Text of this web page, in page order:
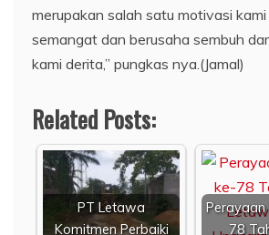
merupakan salah satu motivasi kami
semangat dan berusaha sembuh
kami derita,” pungkas nya.(Jamal)
Related Posts:
PT Letawa
Komitmen Perbaiki
Perayaan
78